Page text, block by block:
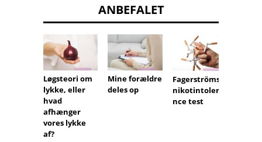
ANBEFALET
Løgsteori om
lykke, eller
hvad
afhænger
vores lykke
af?
Mine forældre
deles op
Fagerströms
nikotintolera
nce test